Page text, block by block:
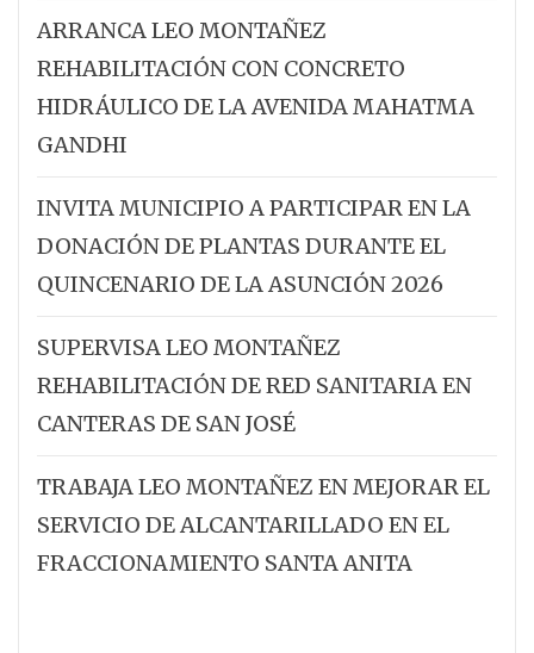
ARRANCA LEO MONTAÑEZ
REHABILITACIÓN CON CONCRETO
HIDRÁULICO DE LA AVENIDA MAHATMA
GANDHI
INVITA MUNICIPIO A PARTICIPAR EN LA
DONACIÓN DE PLANTAS DURANTE EL
QUINCENARIO DE LA ASUNCIÓN 2026
SUPERVISA LEO MONTAÑEZ
REHABILITACIÓN DE RED SANITARIA EN
CANTERAS DE SAN JOSÉ
TRABAJA LEO MONTAÑEZ EN MEJORAR EL
SERVICIO DE ALCANTARILLADO EN EL
FRACCIONAMIENTO SANTA ANITA